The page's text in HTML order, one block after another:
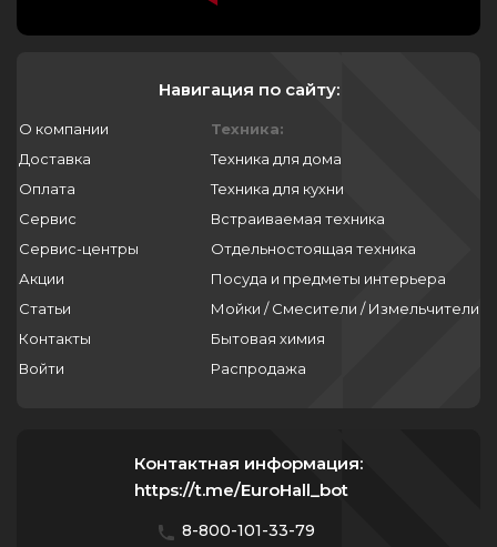
Навигация по сайту:
О компании
Доставка
Оплата
Сервис
Сервис-центры
Акции
Статьи
Контакты
Войти
Техника:
Техника для дома
Техника для кухни
Встраиваемая техника
Отдельностоящая техника
Посуда и предметы интерьера
Мойки / Смесители / Измельчители
Бытовая химия
Распродажа
Контактная информация:
https://t.me/EuroHall_bot
8-800-101-33-79